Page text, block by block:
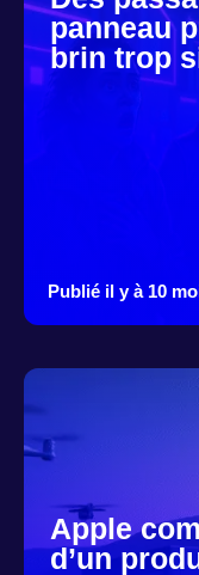
panneau
brin trop
Publié il y à 10
Apple
d’un